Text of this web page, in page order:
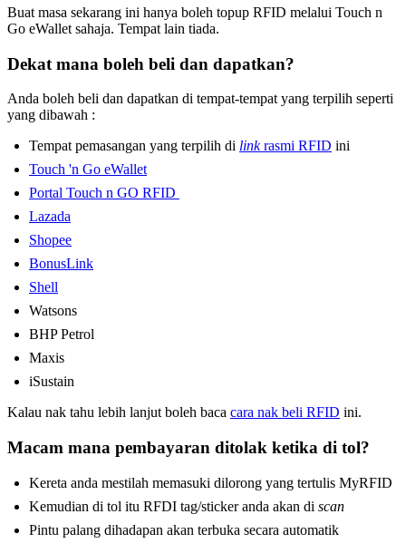
Buat masa sekarang ini hanya boleh topup RFID melalui Touch n
Go eWallet sahaja. Tempat lain tiada.
Dekat mana boleh beli dan dapatkan?
Anda boleh beli dan dapatkan di tempat-tempat yang terpilih seperti
yang dibawah :
Tempat pemasangan yang terpilih di linkrasmi RFID ini
Touch 'n Go eWallet
Portal Touch n GO RFID
Lazada
Shopee
BonusLink
Shell
Watsons
BHP Petrol
Maxis
iSustain
Kalau nak tahu lebih lanjut boleh baca cara nak beli RFID ini.
Macam mana pembayaran ditolak ketika di tol?
Kereta anda mestilah memasuki dilorong yang tertulis MyRFID
Kemudian di tol itu RFDI tag/sticker anda akan di scan
Pintu palang dihadapan akan terbuka secara automatik